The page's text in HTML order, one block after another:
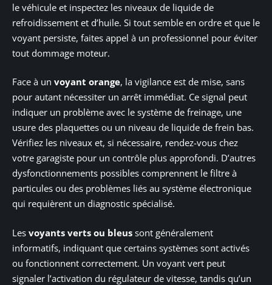
le véhicule et inspectez les niveaux de liquide de
refroidissement et d’huile. Si tout semble en ordre et que le
voyant persiste, faites appel à un professionnel pour éviter
tout dommage moteur.
Face à un voyant orange, la vigilance est de mise, sans
pour autant nécessiter un arrêt immédiat. Ce signal peut
indiquer un problème avec le système de freinage, une
usure des plaquettes ou un niveau de liquide de frein bas.
Vérifiez les niveaux et, si nécessaire, rendez-vous chez
votre garagiste pour un contrôle plus approfondi. D’autres
dysfonctionnements possibles comprennent le filtre à
particules ou des problèmes liés au système électronique
qui requièrent un diagnostic spécialisé.
Les voyants verts ou bleus sont généralement
informatifs, indiquant que certains systèmes sont activés
ou fonctionnent correctement. Un voyant vert peut
signaler l’activation du régulateur de vitesse, tandis qu’un